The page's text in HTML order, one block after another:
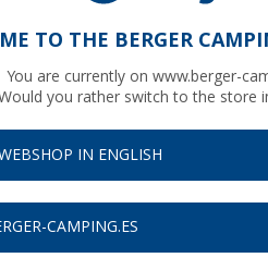
TO THE BERGER
You are currently on www.berger-
you rather switch to the store
IN ENGLISH
CAMPING.ES